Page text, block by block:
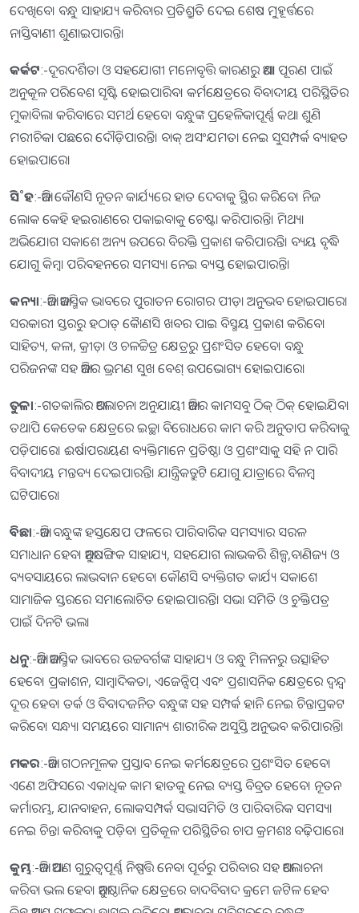
ଦେଖିବେ। ବନ୍ଧୁ ସାହାଯ୍ୟ କରିବାର ପ୍ରତିଶ୍ରୁତି ଦେଇ ଶେଷ ମୁହୂର୍ତ୍ତରେ
ନାସ୍ତିବାଣୀ ଶୁଣାଇପାରନ୍ତି।
କର୍କଟ:-ଦୂରଦର୍ଶିତା ଓ ସହଯୋଗୀ ମନୋବୃତ୍ତି କାରଣରୁ ଆଶା ପୂରଣ ପାଇଁ
ଅନୁକୂଳ ପରିବେଶ ସୃଷ୍ଟି ହୋଇପାରିବ। କର୍ମକ୍ଷେତ୍ରରେ ବିବାଦୀୟ ପରିସ୍ଥିତିର
ମୁକାବିଲା କରିବାରେ ସମର୍ଥ ହେବେ। ବନ୍ଧୁଙ୍କ ପ୍ରହେଳିକାପୂର୍ଣ୍ଣ କଥା ଶୁଣି
ମରୀଚିକା ପଛରେ ଦୌଡ଼ିପାରନ୍ତି। ବାକ୍‌ ଅସଂଯମତା ନେଇ ସୁସମ୍ପର୍କ ବ୍ୟାହତ
ହୋଇପାରେ।
ସି˚ହ:-ଆଜି କୌଣସି ନୂତନ କାର୍ଯ୍ୟରେ ହାତ ଦେବାକୁ ସ୍ଥିର କରିବେ। ନିଜ
ଲୋକ କେହି ହଇରାଣରେ ପକାଇବାକୁ ଚେଷ୍ଟା କରିପାରନ୍ତି। ମିଥ୍ୟା
ଅଭିଯୋଗ ସକାଶେ ଅନ୍ୟ ଉପରେ ବିରକ୍ତି ପ୍ରକାଶ କରିପାରନ୍ତି। ବ୍ୟୟ ବୃଦ୍ଧି
ଯୋଗୁ କିମ୍ବା ପରିବହନରେ ସମସ୍ୟା ନେଇ ବ୍ୟସ୍ତ ହୋଇପାରନ୍ତି।
କନ୍ୟା:-ଆଜି ଆକସ୍ମିକ ଭାବରେ ପୁରାତନ ରୋଗର ପୀଡ଼ା ଅନୁଭବ ହୋଇପାରେ।
ସରକାରୀ ସ୍ତରରୁ ହଠାତ୍‌ କାୈଣସି ଖବର ପାଇ ବିସ୍ମୟ ପ୍ରକାଶ କରିବେ।
ସାହିତ୍ୟ, କଳା, କ୍ରୀଡ଼ା ଓ ଚଳଚ୍ଚିତ୍ର କ୍ଷେତ୍ରରୁ ପ୍ରଶଂସିତ ହେବେ। ବନ୍ଧୁ
ପରିଜନଙ୍କ ସହ ଆଜିର ଭ୍ରମଣ ସୁଖ ବେଶ୍‌ ଉପଭୋଗ୍ୟ ହୋଇପାରେ।
ତୁଳା:-ଗତକାଲିର ଆଲୋଚନା ଅନୁଯାୟୀ ଆଜିର କାମସବୁ ଠିକ୍‌ ଠିକ୍‌ ହୋଇଯିବ।
ତଥାପି କେତେକ କ୍ଷେତ୍ରରେ ଇଚ୍ଛା ବିରୋଧରେ କାମ କରି ଅନୁତାପ କରିବାକୁ
ପଡ଼ିପାରେ। ଈର୍ଷାପରାୟଣ ବ୍ୟକ୍ତିମାନେ ପ୍ରତିଷ୍ଠା ଓ ପ୍ରଶଂସାକୁ ସହି ନ ପାରି
ବିବାଦୀୟ ମନ୍ତବ୍ୟ ଦେଇପାରନ୍ତି। ଯାନ୍ତ୍ରିକତ୍ରୁଟି ଯୋଗୁ ଯାତ୍ରାରେ ବିଳମ୍ବ
ଘଟିପାରେ।
ବିଛା:-ଆଜି ବନ୍ଧୁଙ୍କ ହସ୍ତକ୍ଷେପ ଫଳରେ ପାରିବାରିିକ ସମସ୍ୟାର ସରଳ
ସମାଧାନ ହେବ। ଆନୁଷଙ୍ଗିକ ସାହାଯ୍ୟ, ସହଯୋଗ ଲାଭକରି ଶିଳ୍ପ,ବାଣିଜ୍ୟ ଓ
ବ୍ୟବସାୟରେ ଲାଭବାନ ହେବେ। କୌଣସି ବ୍ୟକ୍ତିଗତ କାର୍ଯ୍ୟ ସକାଶେ
ସାମାଜିକ ସ୍ତରରେ ସମାଲୋଚିତ ହୋଇପାରନ୍ତି। ସଭା ସମିତି ଓ ଚୁକ୍ତିପତ୍ର
ପାଇଁ ଦିନଟି ଭଲ।
ଧନୁ:-ଆଜି ଆକସ୍ମିକ ଭାବରେ ଉଚ୍ଚବର୍ଗଙ୍କ ସାହାଯ୍ୟ ଓ ବନ୍ଧୁ ମିଳନରୁ ଉତ୍ସାହିତ
ହେବେ। ପ୍ରକାଶନ, ସାମ୍ବାଦିକତା, ଏଜେନ୍ସିପ୍‌ ଏବଂ ପ୍ରଶାସନିକ କ୍ଷେତ୍ରରେ ଦ୍ୱନ୍ଦ୍ୱ
ଦୂର ହେବ। ତର୍କ ଓ ବିବାଦଜନିତ ବନ୍ଧୁଙ୍କ ସହ ସମ୍ପର୍କ ହାନି ନେଇ ଚିନ୍ତାପ୍ରକଟ
କରିବେ। ସନ୍ଧ୍ୟା ସମୟରେ ସାମାନ୍ୟ ଶାରୀରିକ ଅସୁସ୍ତି ଅନୁଭବ କରିପାରନ୍ତି।
ମକର:-ଆଜି ଗଠନମୂଳକ ପ୍ରସ୍ତାବ ନେଇ କର୍ମକ୍ଷେତ୍ରରେ ପ୍ରଶଂସିତ ହେବେ।
ଏଣେ ଅଫିସରେ ଏକାଧିକ କାମ ହାତକୁ ନେଇ ବ୍ୟସ୍ତ ବିବ୍ରତ ହେବେ। ନୂତନ
କର୍ମାରମ୍ଭ, ଯାନବାହନ, ଲୋକସମ୍ପର୍କ ସଭାସମିତି ଓ ପାରିବାରିକ ସମସ୍ୟା
ନେଇ ଚିନ୍ତା କରିବାକୁ ପଡ଼ିବ। ପ୍ରତିକୂଳ ପରିସ୍ଥିତିର ଚାପ କ୍ରମଶଃ ବଢ଼ିପାରେ।
କୁମ୍ଭ:-ଆଜି ଆପଣ ଗୁରୁତ୍ୱପୂର୍ଣ୍ଣ ନିଷ୍ପତ୍ତି ନେବା ପୂର୍ବରୁ ପରିବାର ସହ ଆଲୋଚନା
କରିବା ଭଲ ହେବ। ଆନୁଷ୍ଠାନିକ କ୍ଷେତ୍ରରେ ବାଦବିବାଦ କ୍ରମେ ଜଟିଳ ହେବ